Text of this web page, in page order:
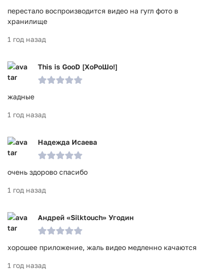
перестало воспроизводится видео на гугл фото в
хранилище
1 год назад
This is GooD [ХоРоШо!]
жадные
1 год назад
Надежда Исаева
очень здорово спасибо
1 год назад
Андрей «Silktouch» Угодин
хорошее приложение, жаль видео медленно качаются
1 год назад